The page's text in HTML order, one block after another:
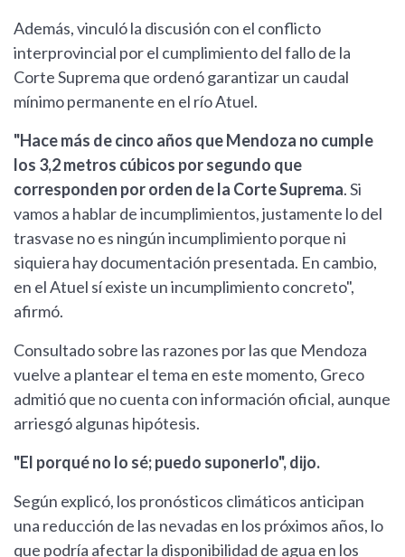
Además, vinculó la discusión con el conflicto
interprovincial por el cumplimiento del fallo de la
Corte Suprema que ordenó garantizar un caudal
mínimo permanente en el río Atuel.
"Hace más de cinco años que Mendoza no cumple
los 3,2 metros cúbicos por segundo que
corresponden por orden de la Corte Suprema. Si
vamos a hablar de incumplimientos, justamente lo del
trasvase no es ningún incumplimiento porque ni
siquiera hay documentación presentada. En cambio,
en el Atuel sí existe un incumplimiento concreto",
afirmó.
Consultado sobre las razones por las que Mendoza
vuelve a plantear el tema en este momento, Greco
admitió que no cuenta con información oficial, aunque
arriesgó algunas hipótesis.
"El porqué no lo sé; puedo suponerlo", dijo.
Según explicó, los pronósticos climáticos anticipan
una reducción de las nevadas en los próximos años, lo
que podría afectar la disponibilidad de agua en los